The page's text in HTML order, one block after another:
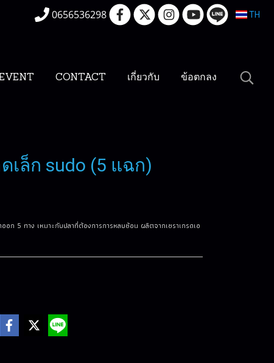
0656536298 TH
CONTACT เกี่ยวกับ ข้อตกลง
เล็ก sudo (5 แฉก)
ก 5 ทาง เหมาะกับปลาที่ต้องการการหลบซ้อน ผลิตจากเซราเกรดเอ